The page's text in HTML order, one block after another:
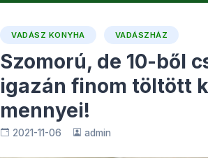
VADÁSZ KONYHA VADÁSZHÁZ
Szomorú, de 10-ből
igazán finom töltött
mennyei!
2021-11-06 admin